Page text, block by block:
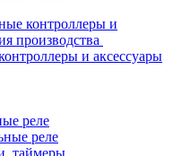
контроллеры и
производства
и аксессуары
реле
реле
таймеры